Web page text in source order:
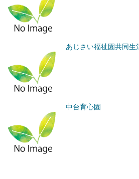
あじさい福祉園共同生
中台育心園